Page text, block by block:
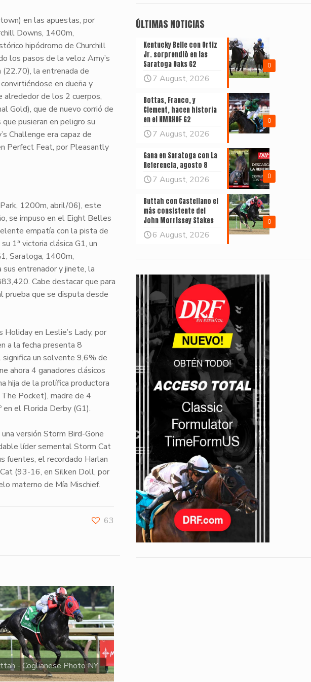
en las apuestas, por
Downs, 1400m,
hipódromo de Churchill
los pasos de la veloz Amy’s
(22.70), la entrenada de
en dueña y
alrededor de los 2 cuerpos,
Gold), que de nuevo corrió de
pusieran en peligro su
Challenge era capaz de
Perfect Feat, por Pleasantly
1200m, abril/06), este
se impuso en el Eight Belles
empatía con la pista de
1ª victoria clásica G1, un
, Saratoga, 1400m,
entrenador y jinete, la
. Cabe destacar que para
prueba que se disputa desde
Holiday en Leslie’s Lady, por
a la fecha presenta 8
significa un solvente 9,6% de
ahora 4 ganadores clásicos
hija de la prolífica productora
Pocket), madre de 4
en el Florida Derby (G1).
versión Storm Bird-Gone
líder sementalStorm Cat
fuentes, el recordado Harlan
(93-16, en Silken Doll, por
materno de Mía Mischief.
63
- Coglianese Photo NY
ÚLTIMAS NOTICIAS
0
Kentucky Belle con Ortiz
Jr. sorprendió en las
Saratoga Oaks G2
7 August, 2026
0
Bottas, Franco, y
Clement, hacen historia
en el NMRHOF G2
7 August, 2026
0
Gana en Saratoga con La
Referencia, agosto 8
7 August, 2026
0
Buttah con Castellano el
más consistente del
John Morrissey Stakes
6 August, 2026